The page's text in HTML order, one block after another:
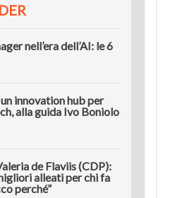
nell’era dell’AI: le 6
innovation hub per
alla guida Ivo Boniolo
de Flaviis (CDP):
alleati per chi fa
perché”